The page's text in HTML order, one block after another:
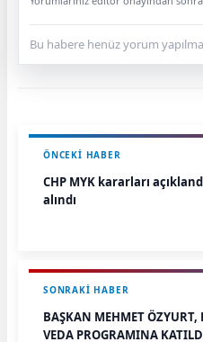
Bu habere henüz yorum
ÖNCEKI HABER
CHP MYK kararları
alındı
SONRAKI HABER
BAŞKAN MEHMET ÖZYURT,
VEDA PROGRAMINA